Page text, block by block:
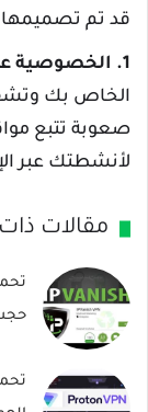
قد تم تصميمها
1. الخصوصية عبر الإنترنت
الخاص بك
صعوبة تتبع
لأنشطتك عبر
مقالات